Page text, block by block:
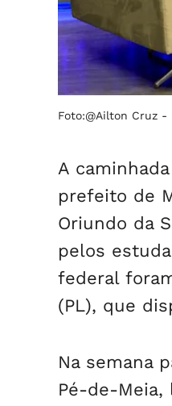
Foto:@Ailton Cruz -
A
prefeito de
Oriundo da
pelos
federal
(PL), que
Na semana
Pé-de-Meia,